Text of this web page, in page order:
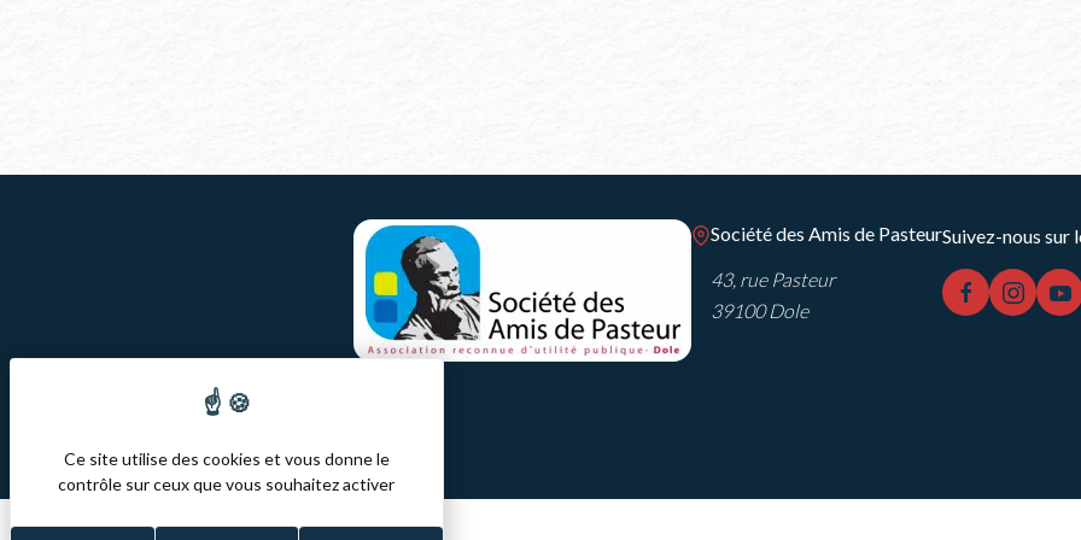
Société des Amis de Pasteur
43, rue Pasteur
39100 Dole
Suivez-nous sur
facebook
Ce site utilise des cookies et vous donne le
contrôle sur ceux que vous souhaitez activer